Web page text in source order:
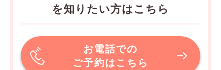
を知りたい方はこちら
お電話での
ご予約はこちら